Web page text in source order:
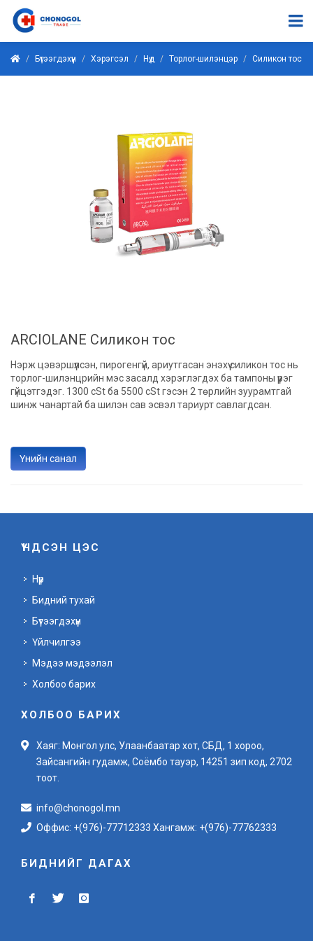
Бүтээгдэхүүн Хэрэгсэл Нүд Торлог-шилэнцэр Силикон тос
ARCIOLANE Силикон тос
Нэрж цэвэршүүлсэн, пирогенгүй, ариутгасан энэхүү силикон тос нь
торлог-шилэнцрийн мэс засалд хэрэглэгдэх ба тампоны үүрэг
гүйцэтгэдэг. 1300 cSt ба 5500 cSt гэсэн 2 төрлийн зуурамтгай
шинж чанартай ба шилэн сав эсвэл тариурт савлагдсан.
Үнийн санал
ҮНДСЭН ЦЭС
Нүүр
Бидний тухай
Бүтээгдэхүүн
Үйлчилгээ
Мэдээ мэдээлэл
Холбоо барих
ХОЛБОО БАРИХ
Хаяг: Монгол улс, Улаанбаатар хот, СБД, 1 хороо,
Зайсангийн гудамж, Соёмбо тауэр, 14251 зип код, 2702
тоот.
info@chonogol.mn
Оффис: +(976)-77712333 Хангамж: +(976)-77762333
БИДНИЙГ ДАГАХ